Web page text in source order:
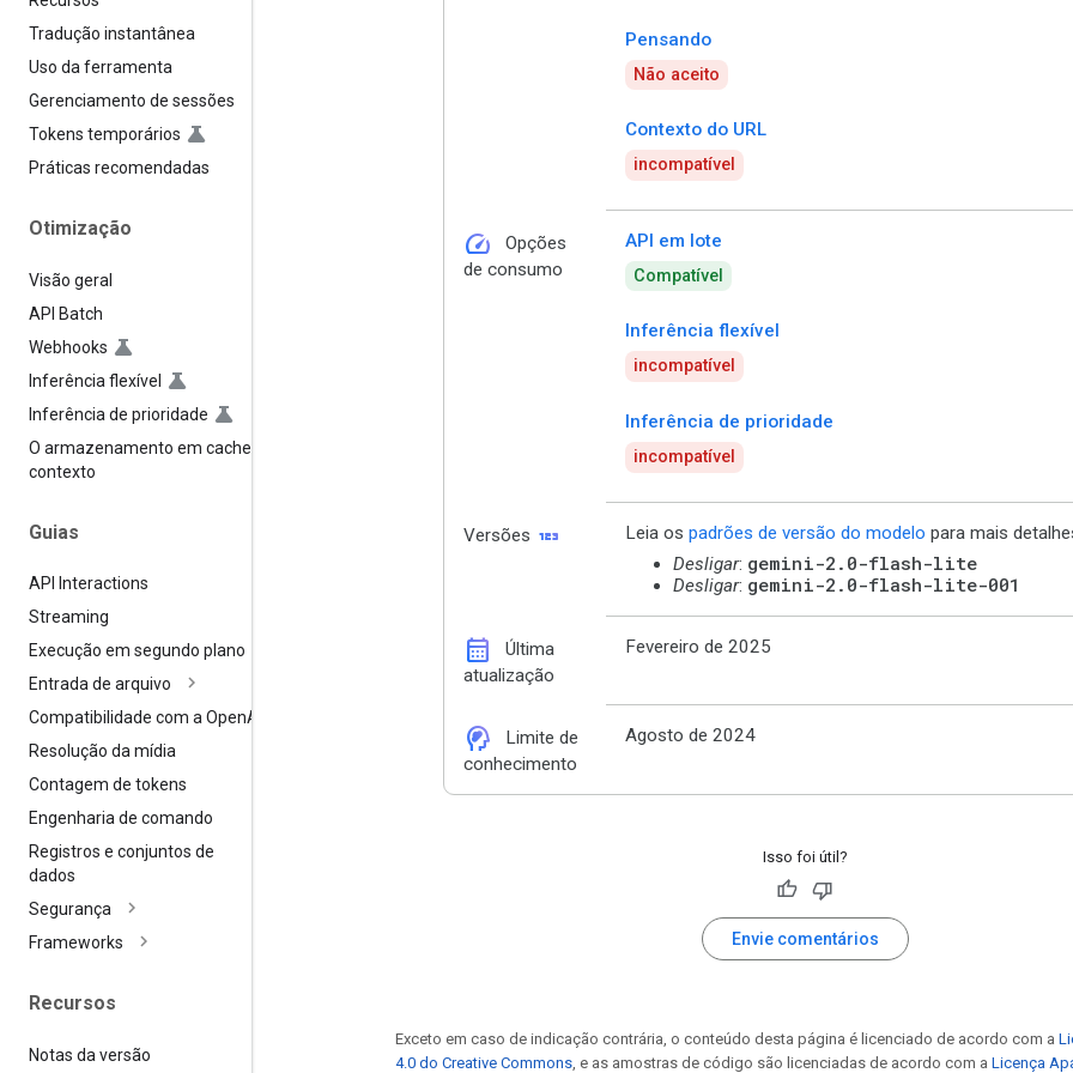
Tradução instantânea
Uso da ferramenta
Gerenciamento de sessões
Tokens temporários
Práticas recomendadas
Otimização
Visão geral
API Batch
Webhooks
Inferência flexível
Inferência de prioridade
O armazenamento em cache de
contexto
Guias
API Interactions
Streaming
Execução em segundo plano
Entrada de arquivo
Compatibilidade com a OpenAI
Resolução da mídia
Contagem de tokens
Engenharia de comando
Registros e conjuntos de
dados
Segurança
Frameworks
Recursos
Notas da versão
Pensando
Não aceito
Contexto do URL
incompatível
speed
Opções
de consumo
API em lote
Compatível
Inferência flexível
incompatível
Inferência de prioridade
incompatível
Versões 123 Leia os padrões de versão do modelo para mais
Desligar: gemini-2.0-flash-lite
Desligar: gemini-2.0-flash-lite-001
calendar_month
Última
atualização
Fevereiro de 2025
cognition_2
Limite de
conhecimento
Agosto de 2024
Isso foi útil?
Envie comentários
Exceto em caso de indicação contrária, o conteúdo desta página é licenciado de acordo com a
4.0 do Creative Commons , e as amostras de código são licenciadas de acordo com a Licença